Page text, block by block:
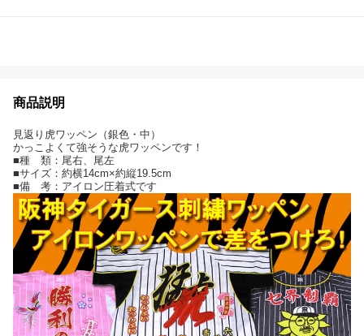
商品説明
見返り虎ワッペン（銀色・中）
かっこよくて強そうな虎ワッペンです！
■種 類：尾右、尾左
■サイズ：約横14cm×約縦19.5cm
■備 考：アイロン圧着式です